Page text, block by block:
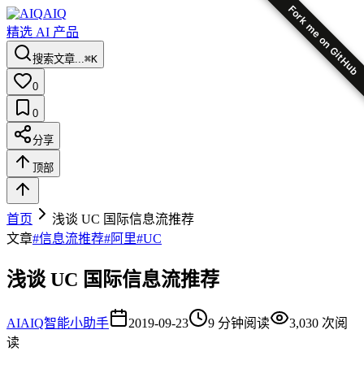
Fork me on GitHub
AIQ
精选 AI 产品
搜索文章...⌘K
0
0
分享
顶部
首页
浅谈 UC 国际信息流推荐
文章#信息流推荐#阿里#UC
浅谈 UC 国际信息流推荐
AIAIQ智能小助手 2019-09-23 9 分钟阅读 3,030 次阅
读